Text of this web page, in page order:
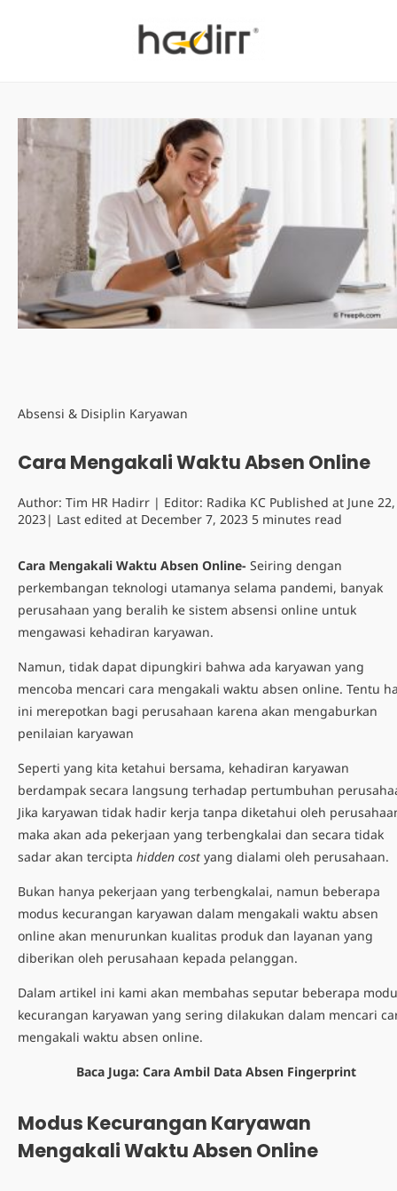
Absensi & Disiplin Karyawan
Cara Mengakali Waktu Absen Online
Author: Tim HR Hadirr | Editor: Radika KC Published at June 22,
2023| Last edited at December 7, 2023 5 minutes read
Cara Mengakali Waktu Absen Online- Seiring dengan
perkembangan teknologi utamanya selama pandemi, banyak
perusahaan yang beralih ke sistem absensi online untuk
mengawasi kehadiran karyawan.
Namun, tidak dapat dipungkiri bahwa ada karyawan yang
mencoba mencari cara mengakali waktu absen online. Tentu
ini merepotkan bagi perusahaan karena akan mengaburkan
penilaian karyawan
Seperti yang kita ketahui bersama, kehadiran karyawan
berdampak secara langsung terhadap pertumbuhan
Jika karyawan tidak hadir kerja tanpa diketahui oleh
maka akan ada pekerjaan yang terbengkalai dan secara tidak
sadar akan tercipta hidden cost yang dialami oleh perusahaan.
Bukan hanya pekerjaan yang terbengkalai, namun beberapa
modus kecurangan karyawan dalam mengakali waktu absen
online akan menurunkan kualitas produk dan layanan yang
diberikan oleh perusahaan kepada pelanggan.
Dalam artikel ini kami akan membahas seputar beberapa
kecurangan karyawan yang sering dilakukan dalam mencari
mengakali waktu absen online.
Baca Juga: Cara Ambil Data Absen Fingerprint
Modus Kecurangan Karyawan
Mengakali Waktu Absen Online